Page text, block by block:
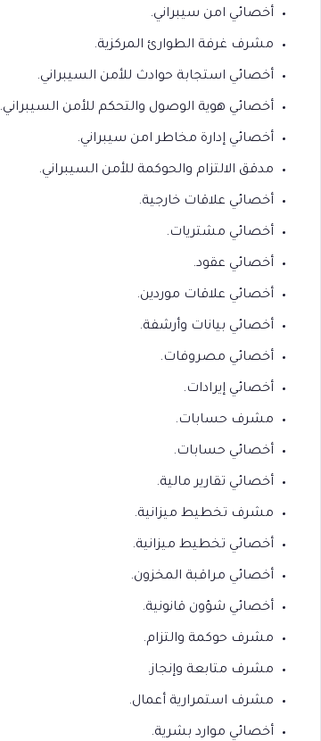
أخصائي امن سيبراني.
مشرف غرفة الطوارئ المركزية.
أخصائي استجابة حوادث للأمن السيبراني.
أخصائي هوية الوصول والتحكم للأمن السيبراني.
أخصائي إدارة مخاطر امن سيبراني.
مدقق الالتزام والحوكمة للأمن السيبراني.
أخصائي علاقات خارجية.
أخصائي مشتريات.
أخصائي عقود.
أخصائي علاقات موردين.
أخصائي بيانات وأرشفة.
أخصائي مصروفات.
أخصائي إيرادات.
مشرف حسابات.
أخصائي حسابات.
أخصائي تقارير مالية.
مشرف تخطيط ميزانية.
أخصائي تخطيط ميزانية.
أخصائي مراقبة المخزون.
أخصائي شؤون قانونية.
مشرف حوكمة والتزام.
مشرف متابعة وإنجاز.
مشرف استمرارية أعمال.
أخصائي موارد بشرية.